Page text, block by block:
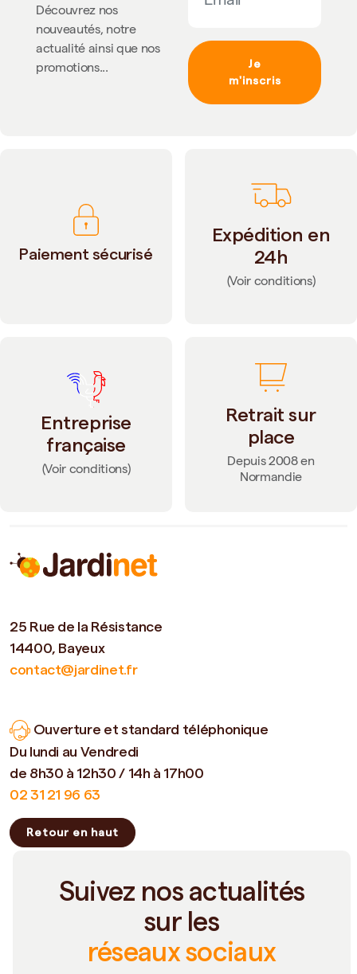
Découvrez nos
nouveautés, notre
actualité ainsi que nos
promotions...
Je
m'inscris
Paiement sécurisé
Expédition en
24h
(Voir conditions)
Entreprise
française
(Voir conditions)
Retrait sur
place
Depuis 2008 en
Normandie
25 Rue de la Résistance
14400, Bayeux
contact@jardinet.fr
Ouverture et standard téléphonique
Du lundi au Vendredi
de 8h30 à 12h30 / 14h à 17h00
02 31 21 96 63
Retour en haut
Suivez nos actualités
sur les
réseaux sociaux